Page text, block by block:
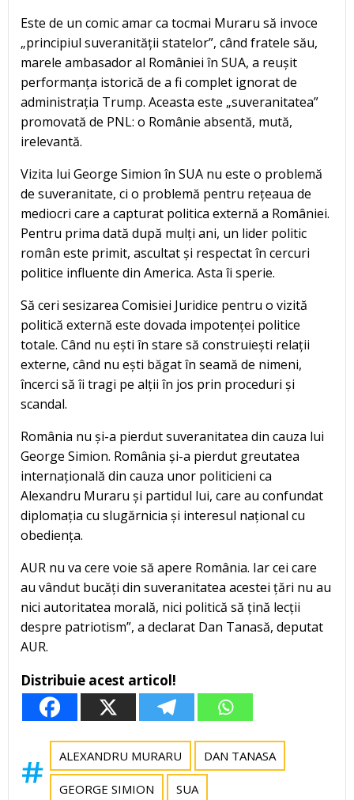
Este de un comic amar ca tocmai Muraru să invoce
„principiul suveranității statelor”, când fratele său,
marele ambasador al României în SUA, a reușit
performanța istorică de a fi complet ignorat de
administrația Trump. Aceasta este „suveranitatea”
promovată de PNL: o Românie absentă, mută,
irelevantă.
Vizita lui George Simion în SUA nu este o problemă
de suveranitate, ci o problemă pentru rețeaua de
mediocri care a capturat politica externă a României.
Pentru prima dată după mulți ani, un lider politic
român este primit, ascultat și respectat în cercuri
politice influente din America. Asta îi sperie.
Să ceri sesizarea Comisiei Juridice pentru o vizită
politică externă este dovada impotenței politice
totale. Când nu ești în stare să construiești relații
externe, când nu ești băgat în seamă de nimeni,
încerci să îi tragi pe alții în jos prin proceduri și
scandal.
România nu și-a pierdut suveranitatea din cauza lui
George Simion. România și-a pierdut greutatea
internațională din cauza unor politicieni ca
Alexandru Muraru și partidul lui, care au confundat
diplomația cu slugărnicia și interesul național cu
obediența.
AUR nu va cere voie să apere România. Iar cei care
au vândut bucăți din suveranitatea acestei țări nu au
nici autoritatea morală, nici politică să țină lecții
despre patriotism”, a declarat Dan Tanasă, deputat
AUR.
Distribuie acest articol!
ALEXANDRU MURARU DAN TANASA
GEORGE SIMION SUA